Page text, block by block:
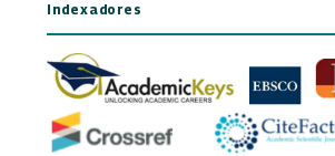
Indexadores